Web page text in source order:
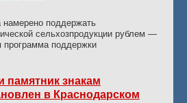
поддержать
сельхозпродукции рублем —
программа поддержки
памятник знакам
в Краснодарском